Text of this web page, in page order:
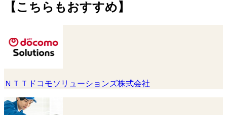
【こちらもおすすめ】
ＮＴＴドコモソリューションズ株式会社